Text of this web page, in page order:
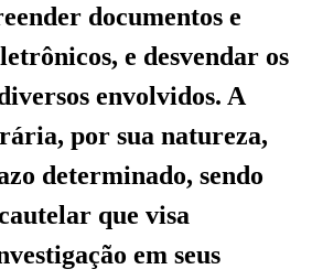
documentos e
e desvendar os
envolvidos. A
por sua natureza,
determinado, sendo
que visa
em seus